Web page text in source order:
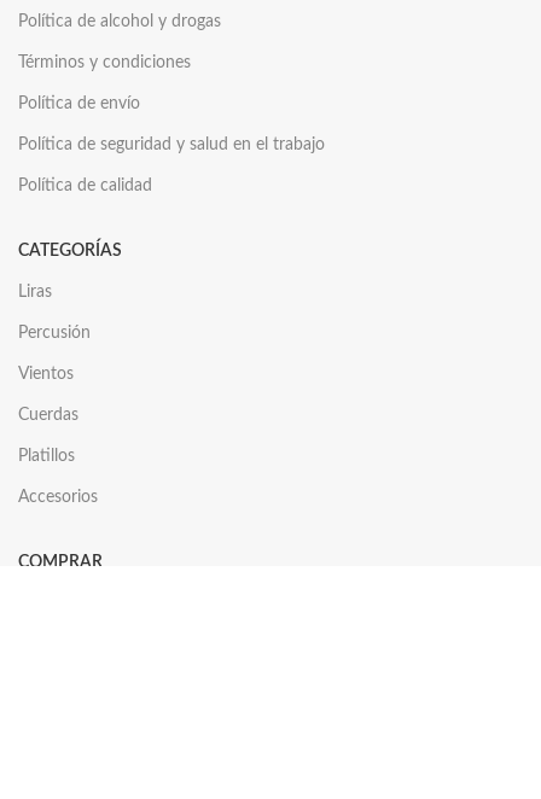
Política de alcohol y drogas
Términos y condiciones
Política de envío
Política de seguridad y salud en el trabajo
Política de calidad
CATEGORÍAS
Liras
Percusión
Vientos
Cuerdas
Platillos
Accesorios
COMPRAR